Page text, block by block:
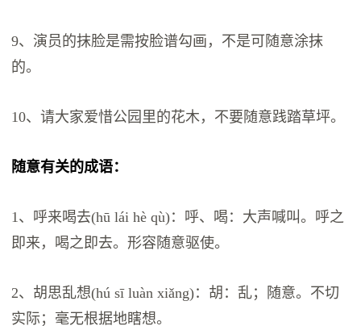
9、演员的抹脸是需按脸谱勾画，不是可随意涂抹
的。
10、请大家爱惜公园里的花木，不要随意践踏草坪。
随意有关的成语：
1、呼来喝去(hū lái hè qù)：呼、喝：大声喊叫。呼之
即来，喝之即去。形容随意驱使。
2、胡思乱想(hú sī luàn xiǎng)：胡：乱；随意。不切
实际；毫无根据地瞎想。